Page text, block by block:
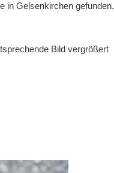
in Gelsenkirchen gefunden.
Bild vergrößert